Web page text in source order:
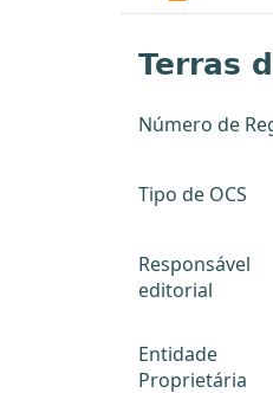
Terras
Número de
Tipo de OCS
Responsável
editorial
Entidade
Proprietária